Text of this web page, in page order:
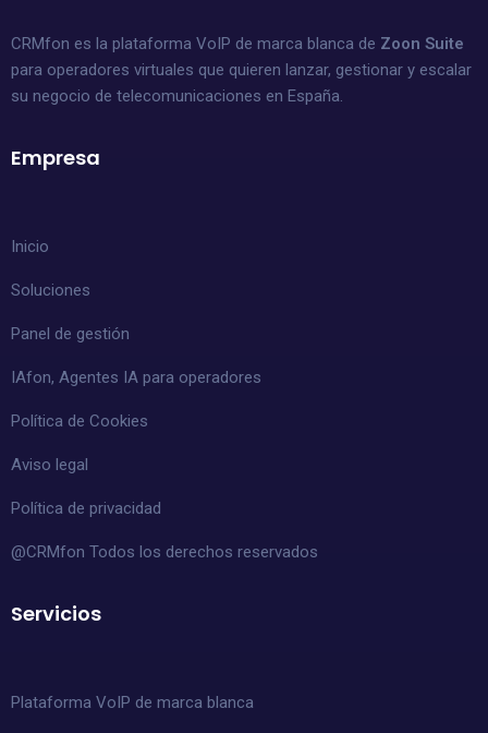
CRMfon es la plataforma VoIP de marca blanca de Zoon Suite
para operadores virtuales que quieren lanzar, gestionar y escalar
su negocio de telecomunicaciones en España.
Empresa
Inicio
Soluciones
Panel de gestión
IAfon, Agentes IA para operadores
Política de Cookies
Aviso legal
Política de privacidad
@CRMfon Todos los derechos reservados
Servicios
Plataforma VoIP de marca blanca